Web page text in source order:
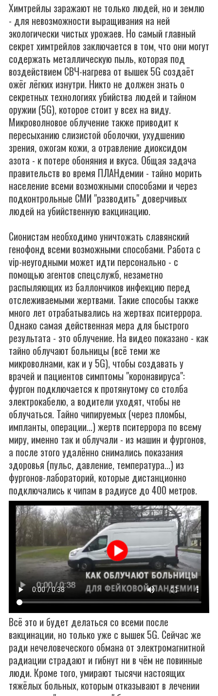
Химтрейлы заражают не только людей, но и землю
- для невозможности выращивания на ней
экологически чистых урожаев. Но самый главный
секрет химтрейлов заключается в том, что они могут
содержать металлическую пыль, которая под
воздействием СВЧ-нагрева от вышек 5G создаёт
ожёг лёгких изнутри. Никто не должен знать о
секретных технологиях убийства людей и тайном
оружии (5G), которое стоит у всех на виду.
Микроволновое облучение также приводит к
пересыханию слизистой оболочки, ухудшению
зрения, ожогам кожи, а отравление диоксидом
азота - к потере обоняния и вкуса. Общая задача
правительств во время ПЛАНдемии - тайно морить
население всеми возможными способами и через
подконтрольные СМИ "разводить" доверчивых
людей на убийственную вакцинацию.
Сионистам необходимо уничтожать славянский
генофонд всеми возможными способами. Работа с
vip-неугодными может идти персонально - с
помощью агентов спецслужб, незаметно
распыляющих из баллончиков инфекцию перед
отслеживаемыми жертвами. Такие способы также
много лет отрабатывались на жертвах пситеррора.
Однако самая действенная мера для быстрого
результата - это облучение. На видео показано - как
тайно облучают больницы (всё теми же
микроволнами, как и у 5G), чтобы создавать у
врачей и пациентов симптомы "коронавируса":
фургон подключается к протянутому со столба
электрокабелю, а водители уходят, чтобы не
облучаться. Тайно чипируемых (через пломбы,
импланты, операции...) жертв пситеррора по всему
миру, именно так и облучали - из машин и фургонов,
а после этого удалённо снимались показания
здоровья (пульс, давление, температура...) из
фургонов-лабораторий, которые дистанционно
подключались к чипам в радиусе до 400 метров.
Всё это и будет делаться со всеми после
вакцинации, но только уже с вышек 5G. Сейчас же
ради нечеловеческого обмана от электромагнитной
радиации страдают и гибнут ни в чём не повинные
люди. Кроме того, умирают тысячи настоящих
тяжёлых больных, которым отказывают в лечении